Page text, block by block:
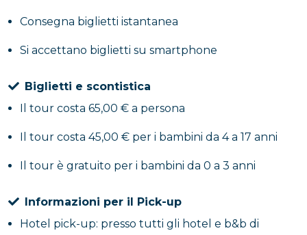
Consegna biglietti istantanea
Si accettano biglietti su smartphone
Biglietti e scontistica
Il tour costa 65,00 € a persona
Il tour costa 45,00 € per i bambini da 4 a 17 anni
Il tour è gratuito per i bambini da 0 a 3 anni
Informazioni per il Pick-up
Hotel pick-up: presso tutti gli hotel e b&b di